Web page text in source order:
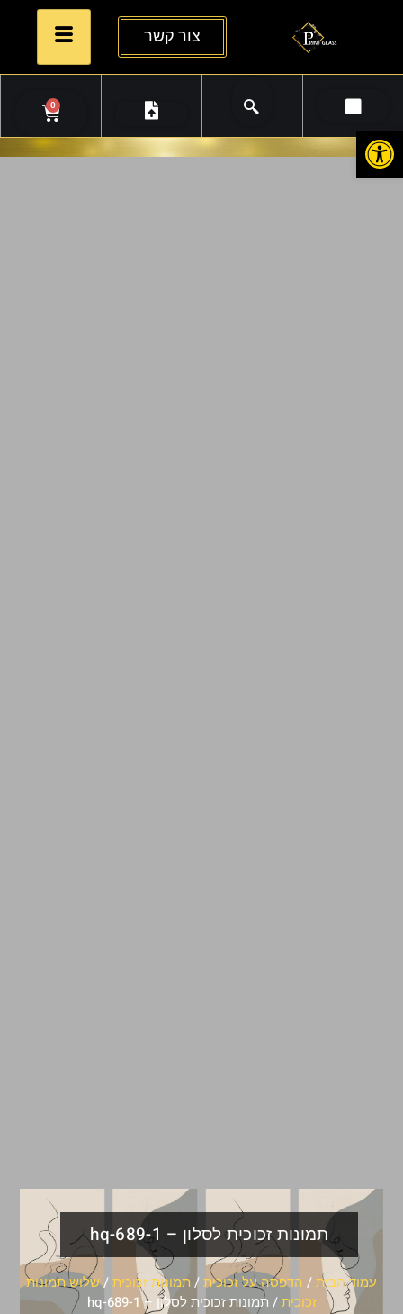
צור קשר
0
תמונות זכוכית לסלון – hq-689-1
עמוד הבית/ הדפסה על זכוכית/ תמונות זכוכית/שלוש תמונות
זכוכית/ תמונות זכוכית לסלון – hq-689-1
פתח סרגל נגישות